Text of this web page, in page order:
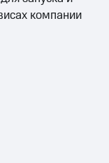
компании